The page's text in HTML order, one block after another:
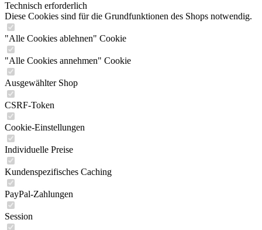
Technisch erforderlich
Diese Cookies sind für die Grundfunktionen des Shops notwendig.
"Alle Cookies ablehnen" Cookie
"Alle Cookies annehmen" Cookie
Ausgewählter Shop
CSRF-Token
Cookie-Einstellungen
Individuelle Preise
Kundenspezifisches Caching
PayPal-Zahlungen
Session